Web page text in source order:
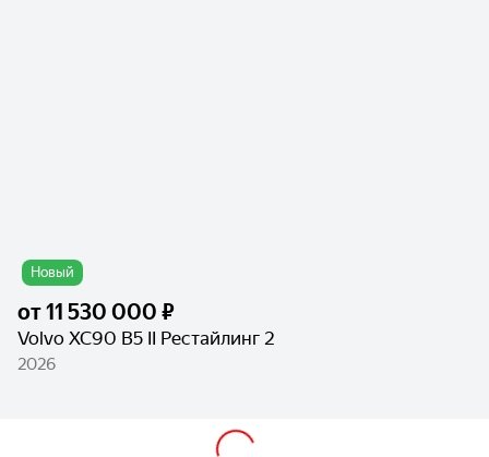
Новый
от11 530 000 ₽
Volvo XC90 B5 II Рестайлинг 2
2026